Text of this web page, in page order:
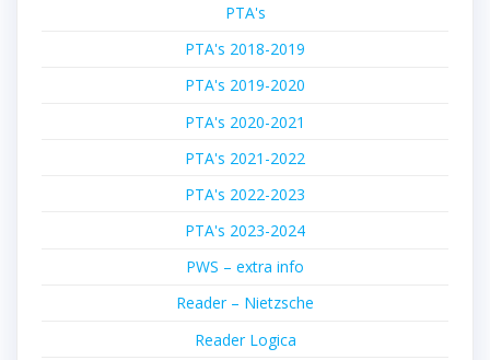
PTA's
PTA's 2018-2019
PTA's 2019-2020
PTA's 2020-2021
PTA's 2021-2022
PTA's 2022-2023
PTA's 2023-2024
PWS – extra info
Reader – Nietzsche
Reader Logica